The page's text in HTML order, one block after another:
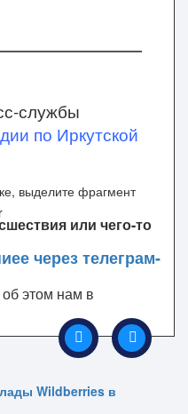
службы
по Иркутской
или чего-то
этом нам в
выделите фрагмент
Wildberries в